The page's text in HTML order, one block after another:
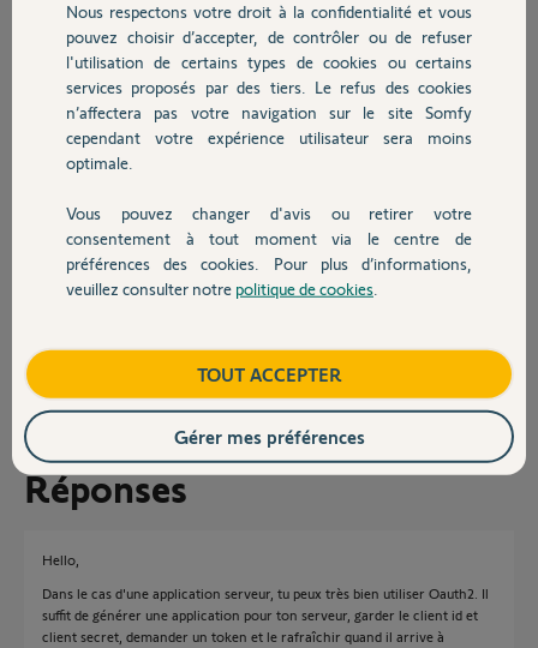
Chauffage
Autres produits
Devis avec un pro
Contact
"Password Credentials" ou "Client Credentials" serait beaucoup plus
adapté à des échanges serveur – serveur.
L'autre question est : Le site et la documentation n'évoluent pas
beaucoup depuis près d'un an. Quant est-il de la stratégie de cette
ouverture ?
plus de ressource à y consacrer ?
Merci de votre réponse.
Cordialement
il y a environ 7 ans
Participer au fil de discussion
Réponses
Hello,
Dans le cas d'une application serveur, tu peux très bien utiliser Oauth2. Il
suffit de générer une application pour ton serveur, garder le client id et
client secret, demander un token et le rafraîchir quand il arrive à
Nous respectons votre droit à la confidentialité et vous
pouvez choisir d’accepter, de contrôler ou de refuser
l'utilisation de certains types de cookies ou certains
services proposés par des tiers. Le refus des cookies
n’affectera pas votre navigation sur le site Somfy
cependant votre expérience utilisateur sera moins
optimale.
Vous pouvez changer d'avis ou retirer votre
consentement à tout moment via le centre de
préférences des cookies. Pour plus d’informations,
veuillez consulter notre politique de cookies
TOUT ACCEPTER
Gérer mes préférences